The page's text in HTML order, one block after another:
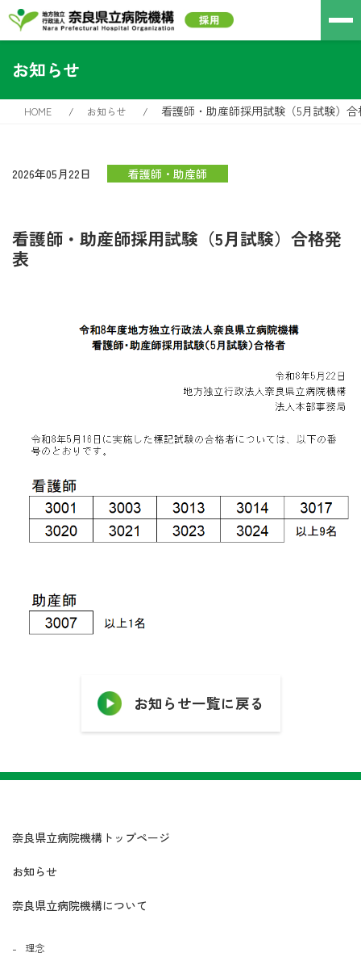
お知らせ
HOME お知らせ 看護師・助産師採用試験（5月試験）
2026年05月22日 看護師・助産師
看護師・助産師採用試験（5月試験）合格発
表
お知らせ一覧に戻る
奈良県立病院機構トップページ
お知らせ
奈良県立病院機構について
理念